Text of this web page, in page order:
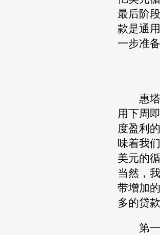
最后阶
款是通用
一步准
惠塔
用下周
度盈利
味着我
美元的
当然，
带增加
多的贷
第一